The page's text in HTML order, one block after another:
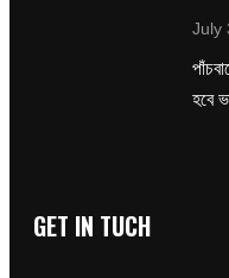
July
হবে
GET IN TUCH